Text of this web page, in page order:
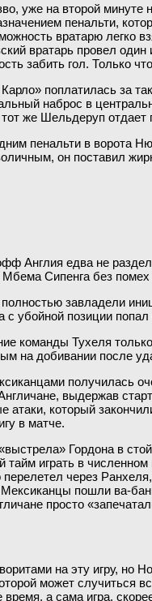
уже на второй
пенальти,
вратарю легко
вратарь провел
забить гол. Только
поплатилась за
наброс в
же Шельдеруп
пенальти в ворота
он поставил
Англия едва не
Мбема Сипенга без
завладели
убойной позиции
команды Тухеля
на добивании после
получилась
выдержав
атаки, который
в матче.
Гордона в
тайм играть в
через
Мексиканцы пошли ва-
просто
на эту игру, но
может случиться
время, а сама игра,